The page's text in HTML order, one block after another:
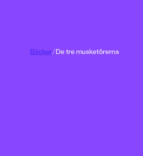
Böcker/De tre musketörerna